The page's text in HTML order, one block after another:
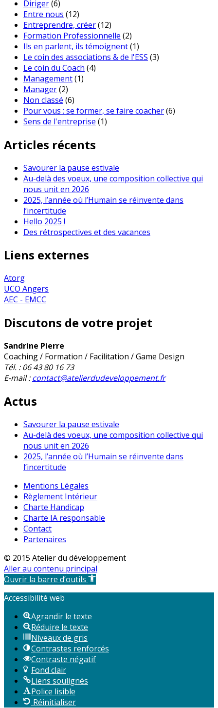
Diriger(6)
Entre nous (12)
Entreprendre, créer(12)
Formation Professionnelle (2)
Ils en parlent, ils témoignent(1)
Le coin des associations & de l'ESS (3)
Le coin du Coach (4)
Management(1)
Manager(2)
Non classé (6)
Pour vous : se former, se faire coacher(6)
Sens de l'entreprise (1)
Articles récents
Savourer la pause estivale
Au-delà des voeux, une composition collective qui
nous unit en 2026
2025, l’année où l’Humain se réinvente dans
l’incertitude
Hello 2025 !
Des rétrospectives et des vacances
Liens externes
Atorg
UCO Angers
AEC - EMCC
Discutons de votre projet
Sandrine Pierre
Coaching / Formation / Facilitation / Game Design
Tél. : 06 43 80 16 73
E-mail :contact@atelierdudeveloppement.fr
Actus
Savourer la pause estivale
Au-delà des voeux, une composition collective qui
nous unit en 2026
2025, l’année où l’Humain se réinvente dans
l’incertitude
Mentions Légales
Règlement Intérieur
Charte Handicap
Charte IA responsable
Contact
Partenaires
© 2015 Atelier du développement
Aller au contenu principal
Ouvrir la barre d’outils
Accessibilité web
Agrandir le texte
Réduire le texte
Niveaux de gris
Contrastes renforcés
Contraste négatif
Fond clair
Liens soulignés
Police lisible
Réinitialiser